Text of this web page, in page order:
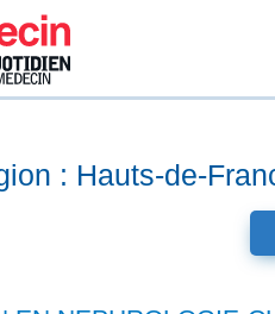
: Hauts-de-